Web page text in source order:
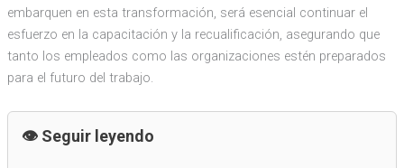
embarquen en esta transformación, será esencial continuar el
esfuerzo en la capacitación y la recualificación, asegurando que
tanto los empleados como las organizaciones estén preparados
para el futuro del trabajo.
Seguir leyendo